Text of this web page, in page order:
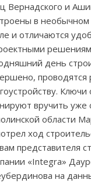
Вернадского и
в необычном
и отличаются
день
проводятся
вручить уже
области
ход
представителя
«Intеgra»
на